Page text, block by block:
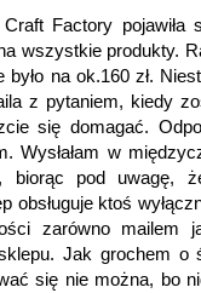
Factory pojawiła
wszystkie produkty.
było na ok.160 zł.
z pytaniem, kiedy
się domagać.
Wysłałam w
biorąc pod uwagę,
obsługuje ktoś
zarówno mailem
Jak grochem o
się nie można, bo